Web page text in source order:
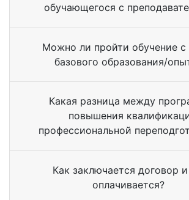
обучающегося с
Можно ли пройти обучение с
базового образования/
Какая разница между
повышения
профессиональной
Как заключается договор
оплачивается?